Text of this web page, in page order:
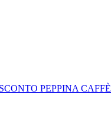
PEPPINA CAFFÈ